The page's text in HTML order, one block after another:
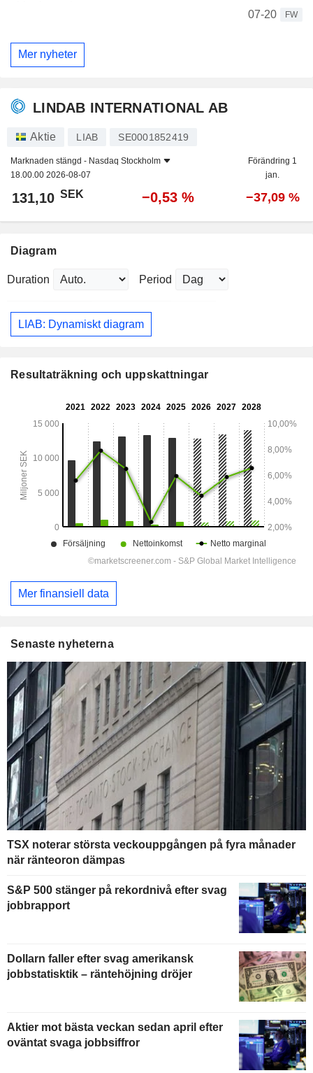
07-20
FW
Mer nyheter
LINDAB INTERNATIONAL AB
Aktie LIAB SE0001852419
Marknaden stängd - Nasdaq Stockholm
18.00.00 2026-08-07
Förändring 1
jan.
131,10 SEK −0,53 % −37,09 %
Diagram
Duration Period
LIAB: Dynamiskt diagram
Resultaträkning och uppskattningar
Mer finansiell data
Senaste nyheterna
TSX noterar största veckouppgången på fyra månader
när ränteoron dämpas
S&P 500 stänger på rekordnivå efter svag
jobbrapport
Dollarn faller efter svag amerikansk
jobbstatisktik – räntehöjning dröjer
Aktier mot bästa veckan sedan april efter
oväntat svaga jobbsiffror